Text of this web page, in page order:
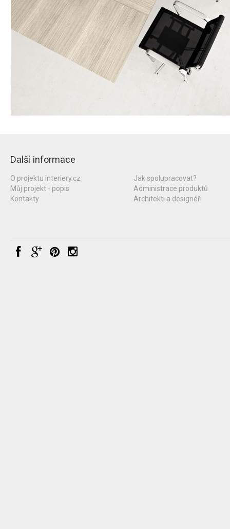
Další informace
O projektu interiery.cz
Můj projekt - popis
Kontakty
Jak spolupracovat?
Administrace produktů
Architekti a designéři